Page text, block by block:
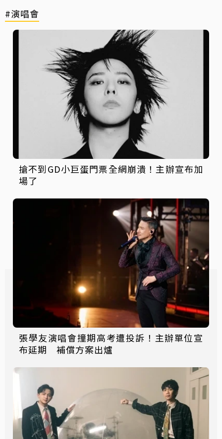
#演唱會
搶不到GD小巨蛋門票全網崩潰！主辦宣布加
場了
張學友演唱會撞期高考遭投訴！主辦單位宣
布延期 補償方案出爐